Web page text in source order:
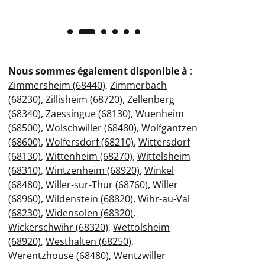
Nous sommes également disponible à :
Zimmersheim (68440), Zimmerbach
(68230), Zillisheim (68720), Zellenberg
(68340), Zaessingue (68130), Wuenheim
(68500), Wolschwiller (68480), Wolfgantzen
(68600), Wolfersdorf (68210), Wittersdorf
(68130), Wittenheim (68270), Wittelsheim
(68310), Wintzenheim (68920), Winkel
(68480), Willer-sur-Thur (68760), Willer
(68960), Wildenstein (68820), Wihr-au-Val
(68230), Widensolen (68320),
Wickerschwihr (68320), Wettolsheim
(68920), Westhalten (68250),
Werentzhouse (68480), Wentzwiller